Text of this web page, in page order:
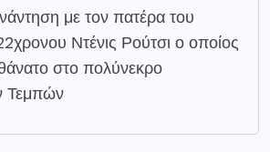
με τον πατέρα του
Ντένις Ρούτσι ο οποίος
στο πολύνεκρο
Τεμπών